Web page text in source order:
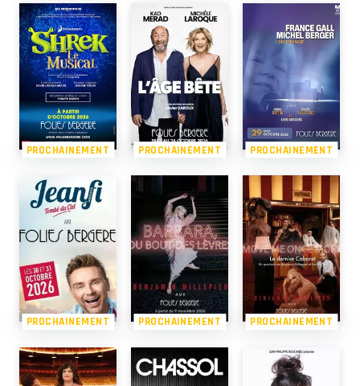
PROCHAINEMENT PROCHAINEMENT PROCHAINEMENT
PROCHAINEMENT PROCHAINEMENT PROCHAINEMENT